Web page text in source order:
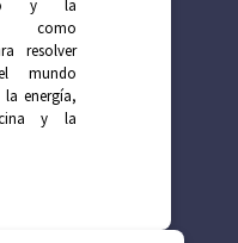
y la
como
resolver
mundo
energía,
y la